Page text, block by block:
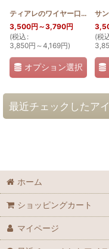
ティアレのワイヤー口金ポーチ18cm
3,500円 ～3,790円
(税込 :
3,850円 ～4,169円)
オプション選択
(税
最近チェックしたア
ホーム
ショッピングカート
マイページ